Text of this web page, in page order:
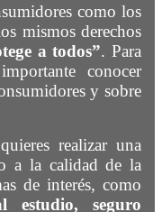
como los
mismos derechos
a todos”. Para
conocer
y sobre
realizar una
a la calidad de la
de interés, como
estudio, seguro